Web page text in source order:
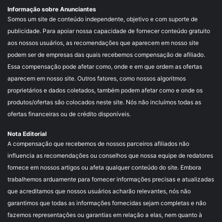
Informação sobre Anunciantes
Somos um site de conteúdo independente, objetivo e com suporte de
publicidade. Para apoiar nossa capacidade de fornecer conteúdo gratuito
aos nossos usuários, as recomendações que aparecem em nosso site
podem ser de empresas das quais recebemos compensação de afiliado.
Essa compensação pode afetar como, onde e em que ordem as ofertas
aparecem em nosso site. Outros fatores, como nossos algoritmos
proprietários e dados coletados, também podem afetar como e onde os
produtos/ofertas são colocados neste site. Nós não incluímos todas as
ofertas financeiras ou de crédito disponíveis.
Nota Editorial
A compensação que recebemos de nossos parceiros afiliados não
influencia as recomendações ou conselhos que nossa equipe de redatores
fornece em nossos artigos ou afeta qualquer conteúdo do site. Embora
trabalhemos arduamente para fornecer informações precisas e atualizadas
que acreditamos que nossos usuários acharão relevantes, nós não
garantimos que todas as informações fornecidas sejam completas e não
fazemos representações ou garantias em relação a elas, nem quanto à